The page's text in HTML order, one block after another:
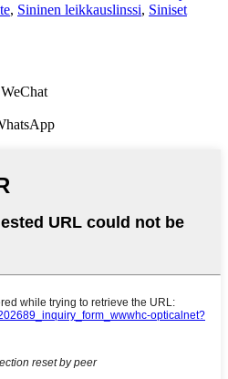
, Sininen leikkauslinssi, Siniset
WeChat